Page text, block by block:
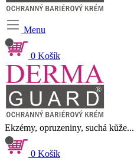
Menu
0 Košík
Ekzémy, opruzeniny, suchá kůže...
0 Košík